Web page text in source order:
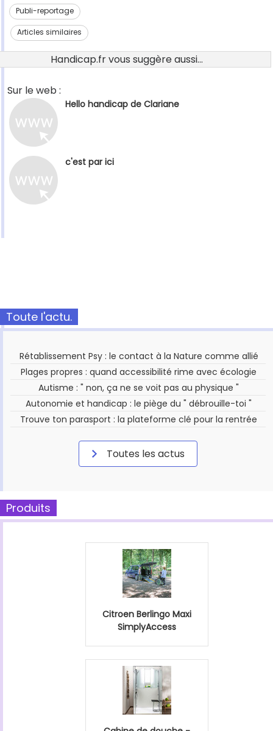
Publi-reportage
Articles similaires
Handicap.fr vous suggère aussi...
Sur le web :
Hello handicap de Clariane
c'est par ici
Toute l'actu.
Rétablissement Psy : le contact à la Nature comme allié
Plages propres : quand accessibilité rime avec écologie
Autisme : " non, ça ne se voit pas au physique "
Autonomie et handicap : le piège du " débrouille-toi "
Trouve ton parasport : la plateforme clé pour la rentrée
Toutes les actus
Produits
Citroen Berlingo Maxi
SimplyAccess